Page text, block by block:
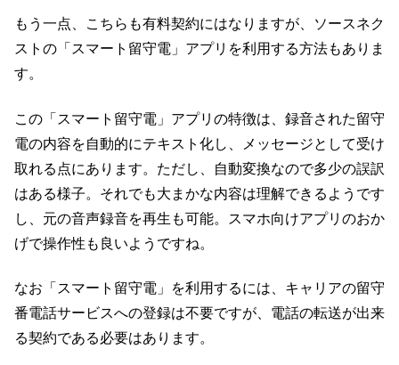
もう一点、こちらも有料契約にはなりますが、ソースネク
ストの「スマート留守電」アプリを利用する方法もありま
す。
この「スマート留守電」アプリの特徴は、録音された留守
電の内容を自動的にテキスト化し、メッセージとして受け
取れる点にあります。ただし、自動変換なので多少の誤訳
はある様子。それでも大まかな内容は理解できるようです
し、元の音声録音を再生も可能。スマホ向けアプリのおか
げで操作性も良いようですね。
なお「スマート留守電」を利用するには、キャリアの留守
番電話サービスへの登録は不要ですが、電話の転送が出来
る契約である必要はあります。